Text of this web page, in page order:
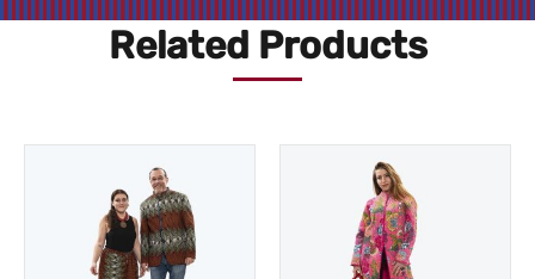
Related Products